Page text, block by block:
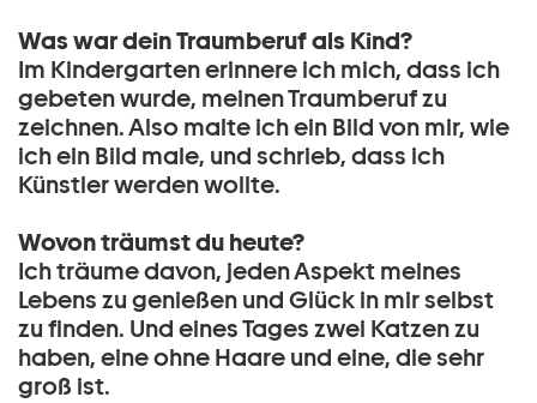
Was war dein Traumberuf als Kind?
Im Kindergarten erinnere ich mich, dass ich
gebeten wurde, meinen Traumberuf zu
zeichnen. Also malte ich ein Bild von mir, wie
ich ein Bild male, und schrieb, dass ich
Künstler werden wollte.
Wovon träumst du heute?
Ich träume davon, jeden Aspekt meines
Lebens zu genießen und Glück in mir selbst
zu finden. Und eines Tages zwei Katzen zu
haben, eine ohne Haare und eine, die sehr
groß ist.